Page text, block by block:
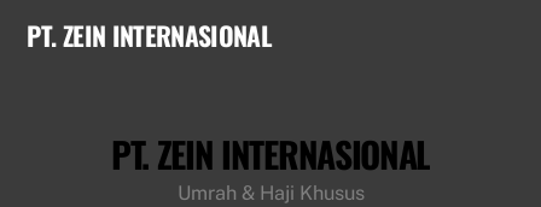
PT. ZEIN INTERNASIONAL
PT. ZEIN INTERNASIONAL
Umrah & Haji Khusus